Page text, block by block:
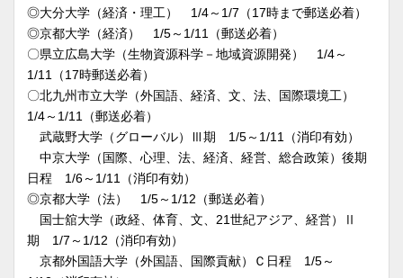
◎大分大学（経済・理工） 1/4～1/7（17時まで郵送必着）
◎京都大学（経済） 1/5～1/11（郵送必着）
〇県立広島大学（生物資源科学－地域資源開発） 1/4～
1/11（17時郵送必着）
〇北九州市立大学（外国語、経済、文、法、国際環境工）
1/4～1/11（郵送必着）
武蔵野大学（グローバル）Ⅲ期 1/5～1/11（消印有効）
中京大学（国際、心理、法、経済、経営、総合政策）後期
日程 1/6～1/11（消印有効）
◎京都大学（法） 1/5～1/12（郵送必着）
国士舘大学（政経、体育、文、21世紀アジア、経営）Ⅱ
期 1/7～1/12（消印有効）
京都外国語大学（外国語、国際貢献）Ｃ日程 1/5～